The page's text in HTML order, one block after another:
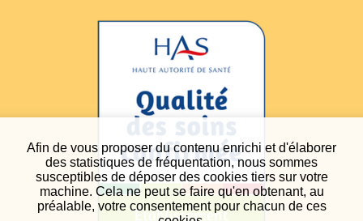
Afin de vous proposer du contenu enrichi et d'élaborer
des statistiques de fréquentation, nous sommes
susceptibles de déposer des cookies tiers sur votre
machine. Cela ne peut se faire qu'en obtenant, au
préalable, votre consentement pour chacun de ces